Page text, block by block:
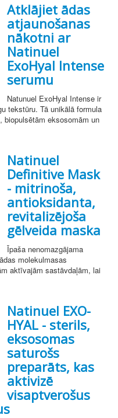
Atklājiet ādas
atjaunošanas
nākotni ar
Natinuel
ExoHyal Intense
serumu
Natunuel ExoHyal Intense ir
tekstūru. Tā unikālā formula
biopulsētām eksosomām un
Natinuel
Definitive Mask
- mitrinoša,
antioksidanta,
revitalizējoša
gēlveida maska
Īpaša nenomazgājama
molekulmasas
aktīvajām sastāvdaļām, lai
Natinuel EXO-
HYAL - sterils,
eksosomas
saturošs
preparāts, kas
aktivizē
visaptverošus